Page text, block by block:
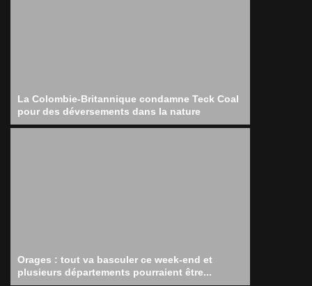
La Colombie-Britannique condamne Teck Coal
pour des déversements dans la nature
Orages : tout va basculer ce week-end et
plusieurs départements pourraient être...